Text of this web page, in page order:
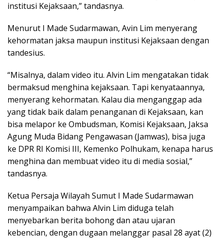
institusi Kejaksaan,” tandasnya.
Menurut I Made Sudarmawan, Avin Lim menyerang
kehormatan jaksa maupun institusi Kejaksaan dengan
tandesius.
“Misalnya, dalam video itu. Alvin Lim mengatakan tidak
bermaksud menghina kejaksaan. Tapi kenyataannya,
menyerang kehormatan. Kalau dia menganggap ada
yang tidak baik dalam penanganan di Kejaksaan, kan
bisa melapor ke Ombudsman, Komisi Kejaksaan, Jaksa
Agung Muda Bidang Pengawasan (Jamwas), bisa juga
ke DPR RI Komisi III, Kemenko Polhukam, kenapa harus
menghina dan membuat video itu di media sosial,”
tandasnya.
Ketua Persaja Wilayah Sumut I Made Sudarmawan
menyampaikan bahwa Alvin Lim diduga telah
menyebarkan berita bohong dan atau ujaran
kebencian, dengan dugaan melanggar pasal 28 ayat (2)